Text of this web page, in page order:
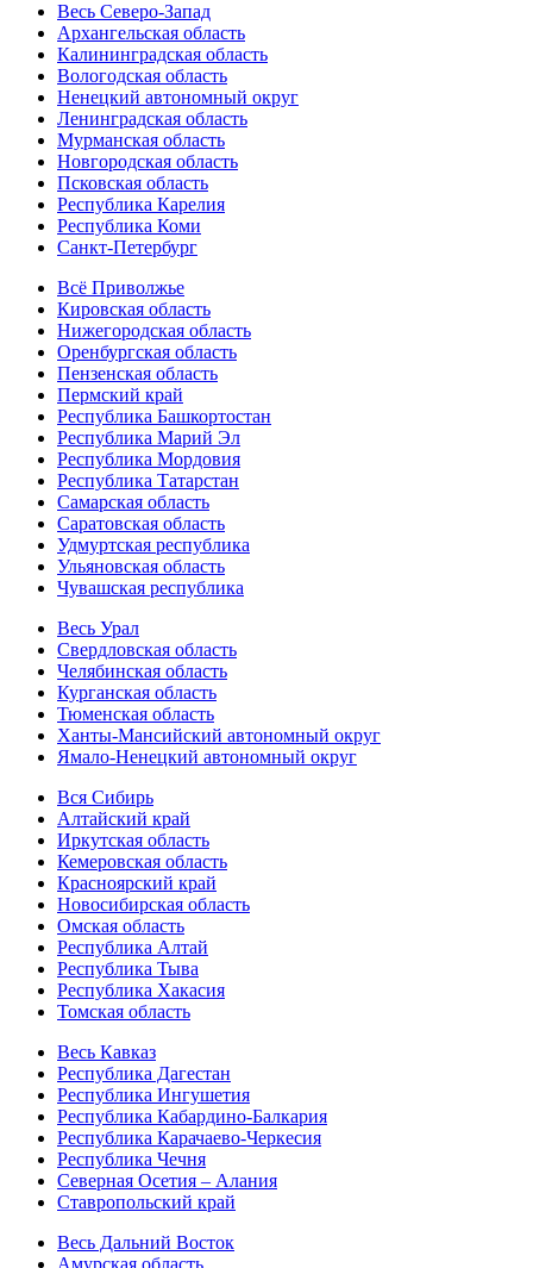
Весь Северо-Запад
Архангельская область
Калининградская область
Вологодская область
Ненецкий автономный округ
Ленинградская область
Мурманская область
Новгородская область
Псковская область
Республика Карелия
Республика Коми
Санкт-Петербург
Всё Приволжье
Кировская область
Нижегородская область
Оренбургская область
Пензенская область
Пермский край
Республика Башкортостан
Республика Марий Эл
Республика Мордовия
Республика Татарстан
Самарская область
Саратовская область
Удмуртская республика
Ульяновская область
Чувашская республика
Весь Урал
Свердловская область
Челябинская область
Курганская область
Тюменская область
Ханты-Мансийский автономный округ
Ямало-Ненецкий автономный округ
Вся Сибирь
Алтайский край
Иркутская область
Кемеровская область
Красноярский край
Новосибирская область
Омская область
Республика Алтай
Республика Тыва
Республика Хакасия
Томская область
Весь Кавказ
Республика Дагестан
Республика Ингушетия
Республика Кабардино-Балкария
Республика Карачаево-Черкесия
Республика Чечня
Северная Осетия – Алания
Ставропольский край
Весь Дальний Восток
Амурская область